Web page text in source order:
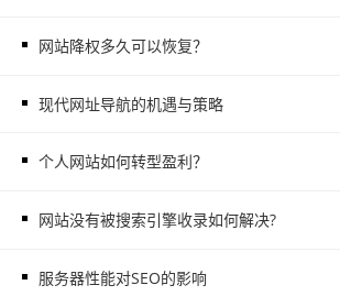
网站降权多久可以恢复？
现代网址导航的机遇与策略
个人网站如何转型盈利？
网站没有被搜索引擎收录如何解决?
服务器性能对SEO的影响